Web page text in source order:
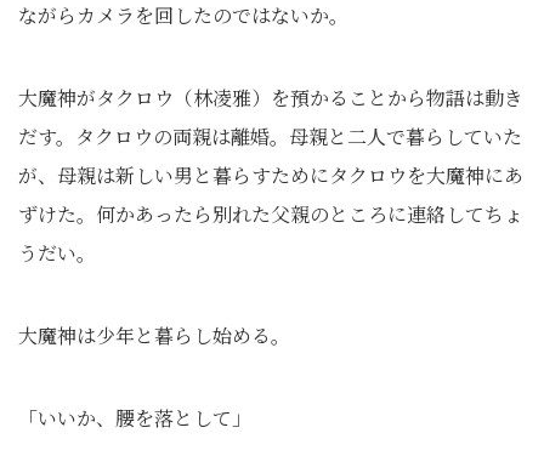
ながらカメラを回したのではないか。
大魔神がタクロウ（林凌雅）を預かることから物語は動き
だす。タクロウの両親は離婚。母親と二人で暮らしていた
が、母親は新しい男と暮らすためにタクロウを大魔神にあ
ずけた。何かあったら別れた父親のところに連絡してちょ
うだい。
大魔神は少年と暮らし始める。
「いいか、腰を落として」